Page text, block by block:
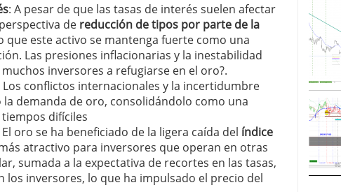
: A pesar de que las tasas de interés suelen afectar
de reducción de tipos por parte de la
que este activo se mantenga fuerte como una
Las presiones inflacionarias y la inestabilidad
inversores a refugiarse en el oro?.
Los conflictos internacionales y la incertidumbre
demanda de oro, consolidándolo como una
difíciles
El oro se ha beneficiado de la ligera caída del índice
atractivo para inversores que operan en otras
sumada a la expectativa de recortes en las tasas,
los inversores, lo que ha impulsado el precio del